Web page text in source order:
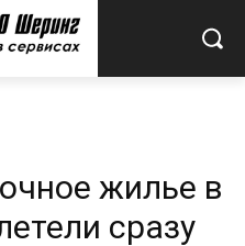
жилье в
сразу